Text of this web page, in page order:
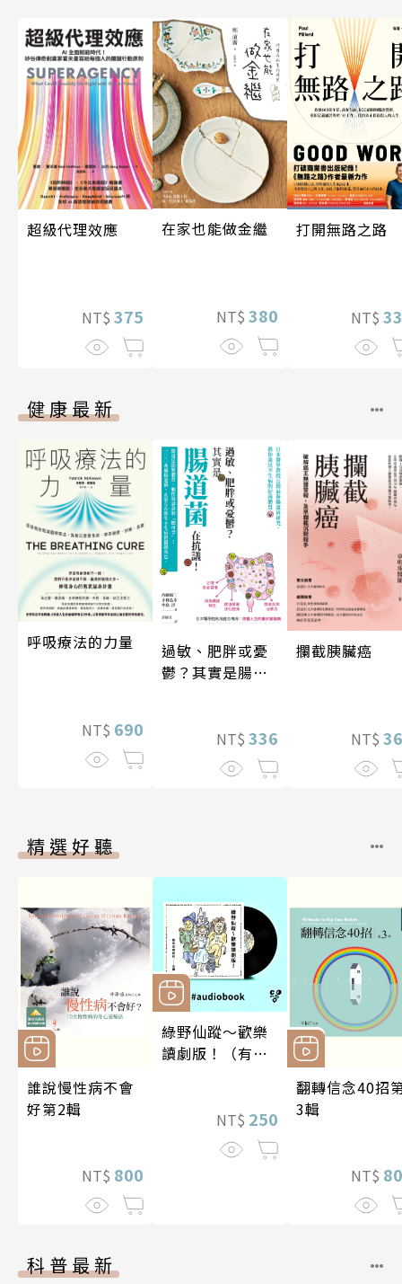
超級代理效應
NT$ 375
在家也能做金繼
NT$ 380
打開無路之路
NT$
健康最新
呼吸療法的力量
NT$ 690
過敏、肥胖或憂
鬱？其實是腸道
NT$ 336
攔截胰臟癌
NT$
精選好聽
誰說慢性病不會
好第2輯
NT$ 800
綠野仙蹤～歡樂
讀劇版！（有聲
NT$ 250
翻轉信念40招
3輯
NT$
科普最新